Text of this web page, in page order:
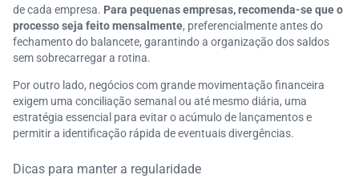
de cada empresa. Para pequenas empresas, recomenda-se que o
processo seja feito mensalmente, preferencialmente antes do
fechamento do balancete, garantindo a organização dos saldos
sem sobrecarregar a rotina.
Por outro lado, negócios com grande movimentação financeira
exigem uma conciliação semanal ou até mesmo diária, uma
estratégia essencial para evitar o acúmulo de lançamentos e
permitir a identificação rápida de eventuais divergências.
Dicas para manter a regularidade